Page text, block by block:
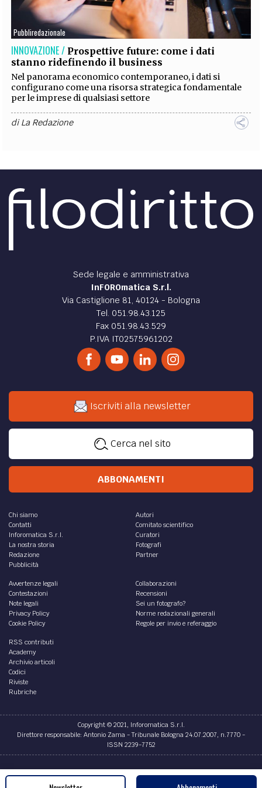
EXTRA
CODICI RUBRICHE LIBRI PROCEEDINGS CONTATTI
SOCIAL MEDIA
Pubbliredazionale
INNOVAZIONE / Prospettive future: come i dati
stanno ridefinendo il business
Nel panorama economico contemporaneo, i dati si
configurano come una risorsa strategica fondamentale
per le imprese di qualsiasi settore
diLa Redazione
Sede legale e amministrativa
InFOROmatica S.r.l.
Via Castiglione 81, 40124 - Bologna
Tel. 051.98.43.125
Fax 051.98.43.529
P.IVA IT02575961202
Iscriviti alla newsletter
Cerca nel sito
ABBONAMENTI
Chi siamo
Contatti
Inforomatica S.r.l.
La nostra storia
Redazione
Pubblicità
Autori
Comitato scientifico
Curatori
Fotografi
Partner
Avvertenze legali
Contestazioni
Note legali
Privacy Policy
Cookie Policy
Collaborazioni
Recensioni
Sei un fotografo?
Norme redazionali generali
Regole per invio e referaggio
RSS contributi
Academy
Archivio articoli
Codici
Riviste
Rubriche
Copyright © 2021, Inforomatica S.r.l.
Direttore responsabile: Antonio Zama - Tribunale Bologna 24.07.2007, n.7770 -
ISSN 2239-7752
Credits